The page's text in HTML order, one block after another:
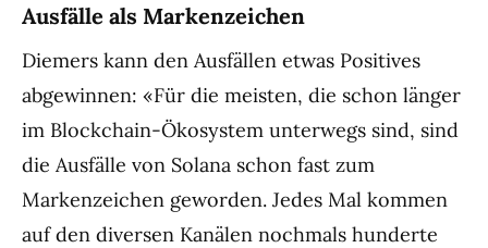
Ausfälle als Markenzeichen
Diemers kann den Ausfällen etwas Positives
abgewinnen: «Für die meisten, die schon länger
im Blockchain-Ökosystem unterwegs sind, sind
die Ausfälle von Solana schon fast zum
Markenzeichen geworden. Jedes Mal kommen
auf den diversen Kanälen nochmals hunderte